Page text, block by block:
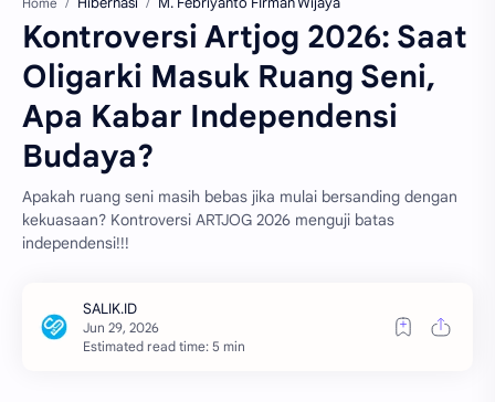
Home
Kontroversi Artjog 2026: Saat
Oligarki Masuk Ruang Seni,
Apa Kabar Independensi
Budaya?
Apakah ruang seni masih bebas jika mulai bersanding dengan
kekuasaan? Kontroversi ARTJOG 2026 menguji batas
independensi!!!
Estimated read time: 5 min